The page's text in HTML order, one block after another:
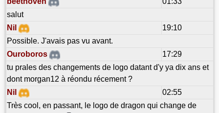
salut
Nil
19:10
Possible. J'avais pas vu avant.
Ouroboros
17:29
tu prales des changements de logo datant d'y ya dix ans et
dont morgan12 à réondu récement ?
Nil
02:55
Très cool, en passant, le logo de dragon qui change de